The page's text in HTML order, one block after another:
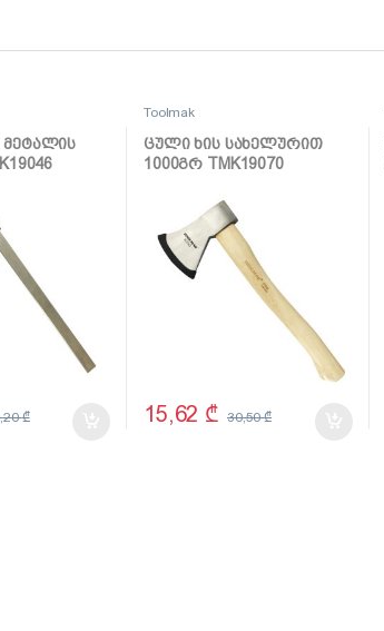
₾
Toolmak
ცული ხის სახელურით
1000გრ TMK19070
15,62 ₾ 30,50₾